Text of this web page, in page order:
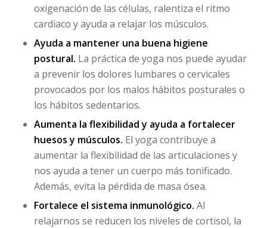
oxigenación de las células, ralentiza el ritmo
cardiaco y ayuda a relajar los músculos.
Ayuda a mantener una buena higiene
postural. La práctica de yoga nos puede ayudar
a prevenir los dolores lumbares o cervicales
provocados por los malos hábitos posturales o
los hábitos sedentarios.
Aumenta la flexibilidad y ayuda a fortalecer
huesos y músculos. El yoga contribuye a
aumentar la flexibilidad de las articulaciones y
nos ayuda a tener un cuerpo más tonificado.
Además, evita la pérdida de masa ósea.
Fortalece el sistema inmunológico. Al
relajarnos se reducen los niveles de cortisol, la